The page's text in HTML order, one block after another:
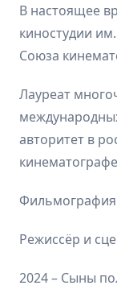
В настоящее
киностудии
Союза
Лауреат
авторитет в
Режиссёр и
2024 – Сыны